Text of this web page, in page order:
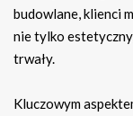
budowlane, klienci
nie tylko
trwały.
Kluczowym